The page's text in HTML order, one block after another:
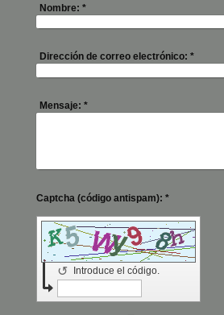
Nombre: *
Dirección de correo electrónico: *
Mensaje: *
Captcha (código antispam): *
Introduce el código.
↺